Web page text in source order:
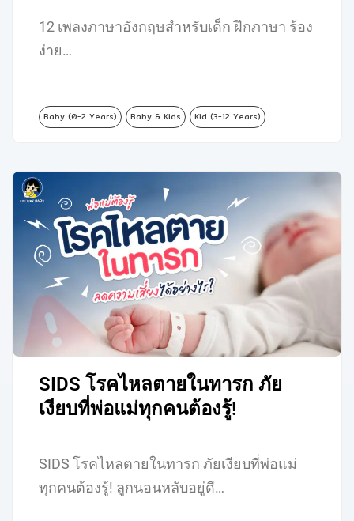
12 เพลงภาษาอังกฤษสำหรับเด็ก ฝึกภาษา ร้อง
ง่าย…
Baby (0-2 Years) Baby & Kids Kid (3-12 Years)
SIDS โรคไหลตายในทารก ภัย
เงียบที่พ่อแม่ทุกคนต้องรู้!
SIDS โรคไหลตายในทารก ภัยเงียบที่พ่อแม่
ทุกคนต้องรู้! ลูกนอนหลับอยู่ดี…